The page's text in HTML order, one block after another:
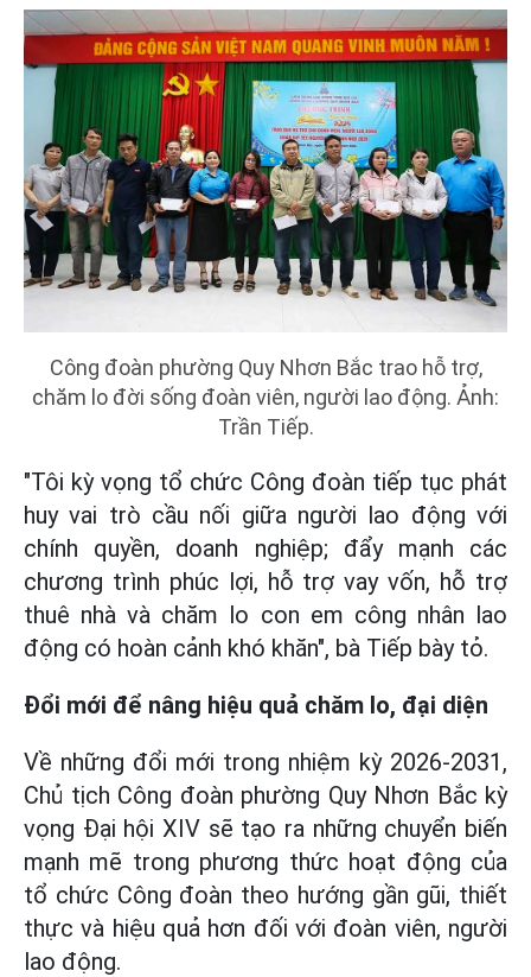
Công đoàn phường Quy Nhơn Bắc trao hỗ trợ,
chăm lo đời sống đoàn viên, người lao động. Ảnh:
Trần Tiếp.
"Tôi kỳ vọng tổ chức Công đoàn tiếp tục phát
huy vai trò cầu nối giữa người lao động với
chính quyền, doanh nghiệp; đẩy mạnh các
chương trình phúc lợi, hỗ trợ vay vốn, hỗ trợ
thuê nhà và chăm lo con em công nhân lao
động có hoàn cảnh khó khăn", bà Tiếp bày tỏ.
Đổi mới để nâng hiệu quả chăm lo, đại diện
Về những đổi mới trong nhiệm kỳ 2026-2031,
Chủ tịch Công đoàn phường Quy Nhơn Bắc kỳ
vọng Đại hội XIV sẽ tạo ra những chuyển biến
mạnh mẽ trong phương thức hoạt động của
tổ chức Công đoàn theo hướng gần gũi, thiết
thực và hiệu quả hơn đối với đoàn viên, người
lao động.